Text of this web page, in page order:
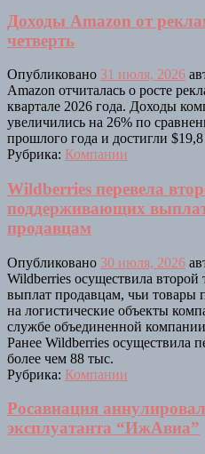
Доходы Amazon от
четверть
Опубликовано 31 июля, 2026
Amazon отчиталась о росте
квартале 2026 года. Доходы
увеличились на 26% по
прошлого года и достигли
Рубрика: Компании
Wildberries перевела
поддерживающих
продавцам
Опубликовано 30 июля, 2026
Wildberries осуществила
выплат продавцам, чьи товары
на логистические объекты
службе объединенной
Ранее Wildberries осуществила
более чем 88 тыс.
Рубрика: Компании
Росавиация
эксплуатанта “ИжАвиа”